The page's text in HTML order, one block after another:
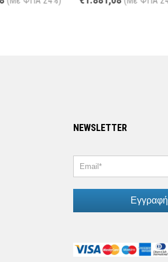
NEWSLETTER
Εγγραφή